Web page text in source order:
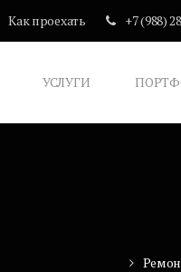
Как проехать +7 (988)
УСЛУГИ